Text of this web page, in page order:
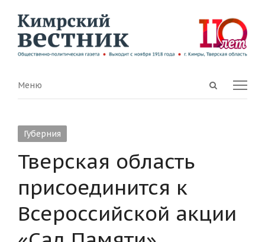
Open
Menu
Меню
Губерния
Тверская область
присоединится к
Всероссийской акции